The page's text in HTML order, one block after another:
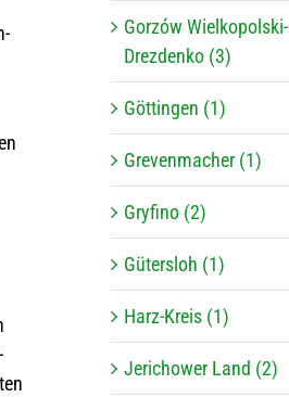
Gorzów Wielkopolski-
Drezdenko (3)
Göttingen (1)
Grevenmacher (1)
Gryfino (2)
Gütersloh (1)
Harz-Kreis (1)
Jerichower Land (2)